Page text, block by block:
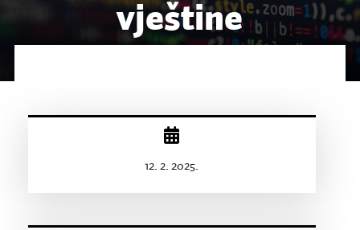
vještine
12. 2. 2025.